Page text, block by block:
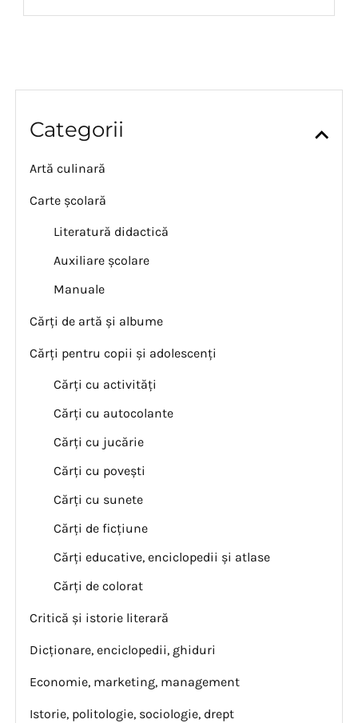
Categorii
Artă culinară
Carte școlară
Literatură didactică
Auxiliare școlare
Manuale
Cărți de artă și albume
Cărți pentru copii și adolescenți
Cărți cu activități
Cărți cu autocolante
Cărți cu jucărie
Cărți cu povești
Cărți cu sunete
Cărți de ficțiune
Cărți educative, enciclopedii și atlase
Cărți de colorat
Critică și istorie literară
Dicționare, enciclopedii, ghiduri
Economie, marketing, management
Istorie, politologie, sociologie, drept